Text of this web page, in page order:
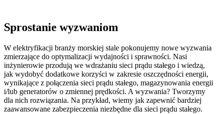
Sprostanie wyzwaniom
W elektryfikacji branży morskiej stale pokonujemy nowe wyzwania
zmierzające do optymalizacji wydajności i sprawności. Nasi
inżynierowie przodują we wdrażaniu sieci prądu stałego i wiedzą,
jak wydobyć dodatkowe korzyści w zakresie oszczędności energii,
wynikające z połączenia sieci prądu stałego, magazynowania energii
i/lub generatorów o zmiennej prędkości. A wyzwania? Tworzymy
dla nich rozwiązania. Na przykład, wiemy jak zapewnić bardziej
zaawansowane zabezpieczenia niezbędne dla sieci prądu stałego.